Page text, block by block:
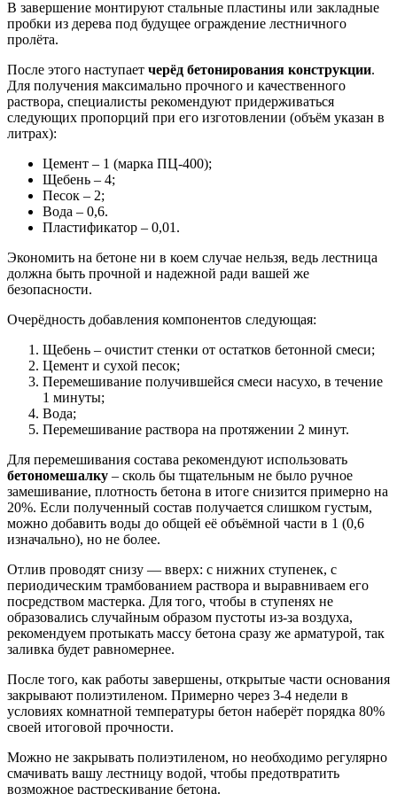
В завершение монтируют стальные пластины или закладные
пробки из дерева под будущее ограждение лестничного
пролёта.
После этого наступает черёд бетонирования конструкции.
Для получения максимально прочного и качественного
раствора, специалисты рекомендуют придерживаться
следующих пропорций при его изготовлении (объём указан в
литрах):
Цемент – 1 (марка ПЦ-400);
Щебень – 4;
Песок – 2;
Вода – 0,6.
Пластификатор – 0,01.
Экономить на бетоне ни в коем случае нельзя, ведь лестница
должна быть прочной и надежной ради вашей же
безопасности.
Очерёдность добавления компонентов следующая:
Щебень – очистит стенки от остатков бетонной смеси;
Цемент и сухой песок;
Перемешивание получившейся смеси насухо, в течение
1 минуты;
Вода;
Перемешивание раствора на протяжении 2 минут.
Для перемешивания состава рекомендуют использовать
бетономешалку – сколь бы тщательным не было ручное
замешивание, плотность бетона в итоге снизится примерно на
20%. Если полученный состав получается слишком густым,
можно добавить воды до общей её объёмной части в 1 (0,6
изначально), но не более.
Отлив проводят снизу — вверх: с нижних ступенек, с
периодическим трамбованием раствора и выравниваем его
посредством мастерка. Для того, чтобы в ступенях не
образовались случайным образом пустоты из-за воздуха,
рекомендуем протыкать массу бетона сразу же арматурой, так
заливка будет равномернее.
После того, как работы завершены, открытые части основания
закрывают полиэтиленом. Примерно через 3-4 недели в
условиях комнатной температуры бетон наберёт порядка 80%
своей итоговой прочности.
Можно не закрывать полиэтиленом, но необходимо регулярно
смачивать вашу лестницу водой, чтобы предотвратить
возможное растрескивание бетона.